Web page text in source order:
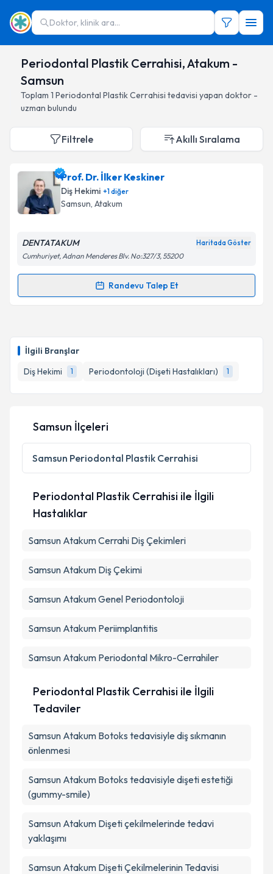
Doktor, klinik ara...
Periodontal Plastik Cerrahisi, Atakum -
Samsun
Toplam 1 Periodontal Plastik Cerrahisi tedavisi yapan doktor -
uzman bulundu
İlgili Branşlar
Diş Hekimi
1 Periodontoloji (Dişeti Hastalıkları) 1
Filtrele Akıllı Sıralama
Prof. Dr. İlker Keskiner
Diş Hekimi +1diğer
Samsun, Atakum
DENTATAKUM Haritada Göster
Cumhuriyet, Adnan Menderes Blv. No:327/3, 55200
Randevu Talep Et
Randevu Takvimi Talebi
takvim hazırlandığında e-posta ile bilgilendireceğiz.
E-posta Adresiniz
Kişisel verilerimin işlenmesine ilişkinAydınlatma
Metni
'ni okudum ve kişisel verilerimin belirtilen
kapsamda işlenmesini kabul ediyorum.
Takvim Talebini Gönder
Samsun İlçeleri
Samsun Periodontal Plastik Cerrahisi
Periodontal Plastik Cerrahisi ile İlgili
Hastalıklar
Samsun Atakum Cerrahi Diş Çekimleri
Samsun Atakum Diş Çekimi
Samsun Atakum Genel Periodontoloji
Samsun Atakum Periimplantitis
Samsun Atakum Periodontal Mikro-Cerrahiler
Periodontal Plastik Cerrahisi ile İlgili
Tedaviler
Samsun Atakum Botoks tedavisiyle diş sıkmanın
önlenmesi
Samsun Atakum Botoks tedavisiyle dişeti estetiği
(gummy-smile)
Samsun Atakum Dişeti çekilmelerinde tedavi
yaklaşımı
Samsun Atakum Dişeti Çekilmelerinin Tedavisi